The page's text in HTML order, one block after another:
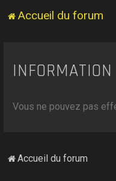
Accueil du forum
INFORMATION
Vous ne pouvez pas
Accueil du forum